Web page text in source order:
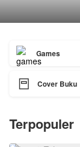
Games
 Cover Buku
Terpopuler